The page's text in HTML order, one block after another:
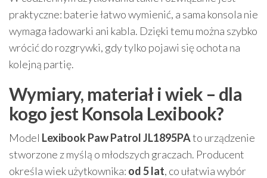
praktyczne: baterie łatwo wymienić, a sama konsola nie
wymaga ładowarki ani kabla. Dzięki temu można szybko
wrócić do rozgrywki, gdy tylko pojawi się ochota na
kolejną partię.
Wymiary, materiał i wiek – dla
kogo jest Konsola Lexibook?
Model Lexibook Paw Patrol JL1895PAto urządzenie
stworzone z myślą o młodszych graczach. Producent
określa wiek użytkownika: od 5 lat, co ułatwia wybór